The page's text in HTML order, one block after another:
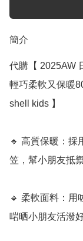
簡介
代購【 2025AW
輕巧柔軟又保暖
shell kids 】
🔹 高質保暖：採
笠，幫小朋友抵
🔹 柔軟面料：用
啱晒小朋友活潑